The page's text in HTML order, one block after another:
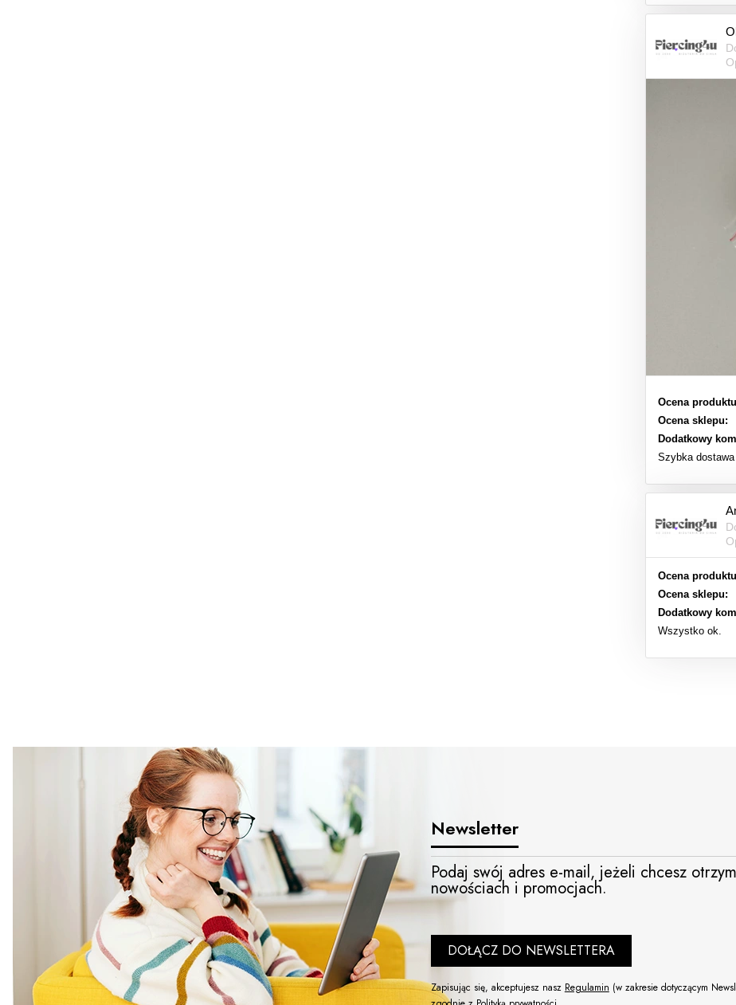
Ocena
Ocena sklepu:
Dodatkowy
Szybka
Ocena
Ocena sklepu:
Dodatkowy
Wszystko ok.
Newsletter
Podaj swój adres e-mail, jeżeli chcesz
nowościach i promocjach.
DOŁĄCZ DO NEWSLETTERA
Zapisując się, akceptujesz nasz Regulamin (w zakresie dotyczącym